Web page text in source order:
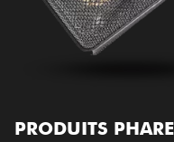
Violons &
HiFi
PRODUITS